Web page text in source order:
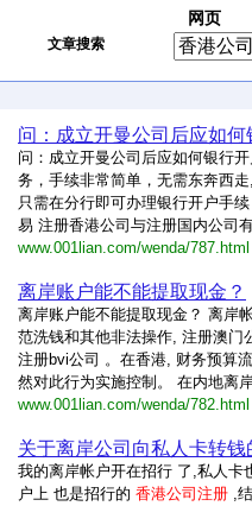
文章搜索
网页
问：成立开曼公司后应如何
问：成立开曼公司后应如何银行
务，手续非常简单，无需东奔西
只需在分行即可办理银行开户手
易 注册香港公司与注册国内公司
www.001lian.com/wenda/
离岸账户能不能提取现金？
离岸账户能不能提取现金？ 离岸
范洗钱和其他非法操作, 注册澳门
注册bvi公司 。在香港, 财务预算
然对此行为实施控制。 在内地离
www.001lian.com/wenda/
关于离岸公司向私人卡转钱
我的离岸帐户开在招行 了,私人卡
户上 也是招行的 香港公司注册 ,